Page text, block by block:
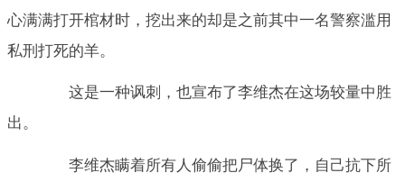
心满满打开棺材时，挖出来的却是之前其中一名警察滥用
私刑打死的羊。
这是一种讽刺，也宣布了李维杰在这场较量中胜
出。
李维杰瞒着所有人偷偷把尸体换了，自己抗下所